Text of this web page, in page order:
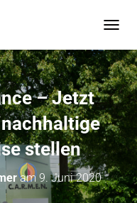
A
V
I
G
A
T
I
O
U
M
S
– Jetzt
stellen
am9. Juni 2020